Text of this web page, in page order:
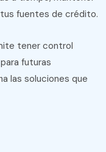
fuentes de crédito.
tener control
futuras
las soluciones que